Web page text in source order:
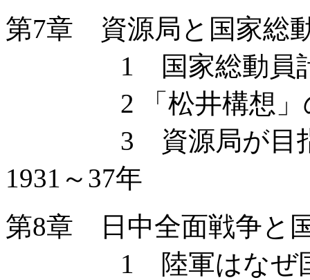
第7章 資源局と国家総
1 国家総動員計
2 「松井構想」
3 資源局が目指し
1931～37年
第8章 日中全面戦争と
1 陸軍はなぜ国家